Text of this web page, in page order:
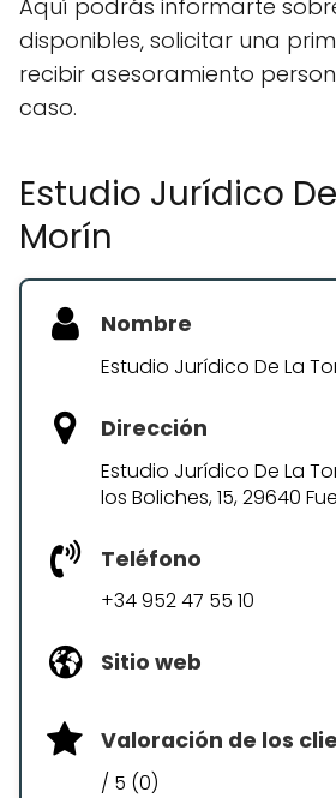
Aquí podrás informarte
disponibles, solicitar una
recibir asesoramiento
caso.
Estudio Jurídico
Morín
Nombre
Estudio Jurídico De La
Dirección
Estudio Jurídico De La
los Boliches, 15, 29640
Teléfono
+34 952 47 55 10
Sitio web
Valoración de los
/ 5 (0)